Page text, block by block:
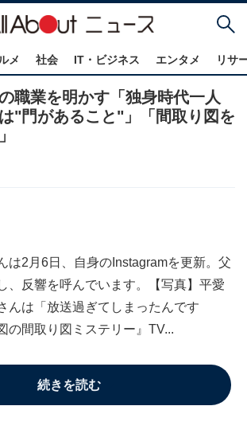
メ 社会 IT・ビジネス エンタメ リサ
職業を明かす「独身時代一人
"門があること"」「間取り図を
は2月6日、自身のInstagramを更新。父
、反響を呼んでいます。【写真】平愛
んは「放送過ぎてしまったんです
間取り図ミステリー』TV...
続きを読む